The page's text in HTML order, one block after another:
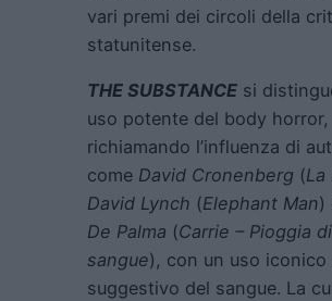
vari premi dei circoli della
statunitense.
THE SUBSTANCE si
uso potente del body horror,
richiamando l’influenza di
come David Cronenberg (La
David Lynch (Elephant Man)
De Palma (Carrie – Pioggia di
sangue), con un uso iconico
suggestivo del sangue. La